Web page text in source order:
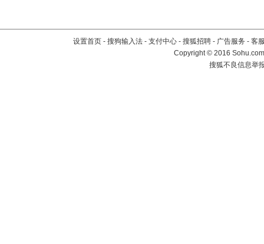
设置首页 - 搜狗输入法 - 支付中心 - 搜狐招聘 - 广告服务 - 客
Copyright©2016
搜狐不良信息举